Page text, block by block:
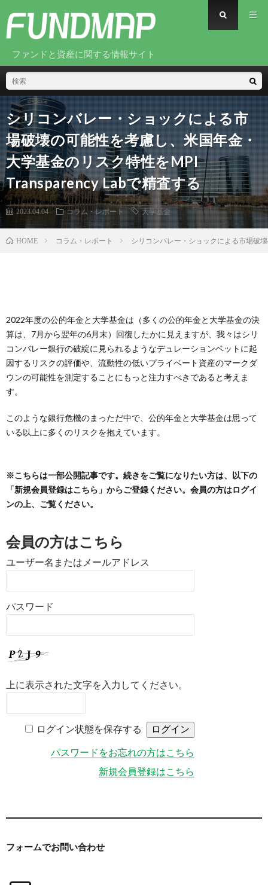
ファンドと資産に関する情報サイト
シリコンバレー・ショックによる市
場破壊の可能性を考慮し、米国年金・
大学基金のリスク特性をMPI
Transparency Labで精査する
2023.04.04 コラム・レポート 大学基金
HOME コラム・レポート シリコンバレー・ショックによる市場破
2022年度の公的年金と大学基金は（多くの公的年金と大学基金の決
算は、7月から翌年の6月末）回復したかに見えますが、我々はシリ
コンバレー銀行の破綻に見られるようなデュレーションベットに起
因するリスクの評価や、流動性の低いプライベート資産のマークダ
ウンの可能性を測定することにもっと注力すべきであると考えま
す。
このような銀行危機のまっただ中で、公的年金と大学基金は思って
いる以上に多くのリスクを抱えています。
※こちらは一部公開記事です。続きをご覧になりたい方は、以下の
「新規会員登録はこちら」からご登録ください。会員の方はログイ
ンの上、ご覧ください。
会員の方はこちら
ユーザー名またはメールアドレス
パスワード
上に表示された文字を入力してください。
ログイン状態を保存する
パスワードをお忘れの方はこちら
新規会員登録はこちら
フォームでお問い合わせ